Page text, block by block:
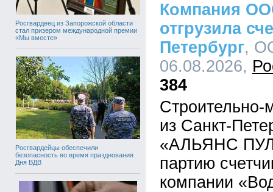
Росгвардеец из Запорожской области
стал призером международной премии
«Мы вместе»
Росгвардейцы обеспечили
безопасность во время празднования
Дня ВДВ
Компания
отгрузила
Петербург,
06.08.2026,
384
Строительно-
из Санкт-
«АЛЬЯНС
партию
компании